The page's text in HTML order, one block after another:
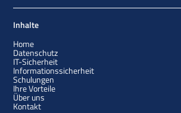
Inhalte
Home
Datenschutz
IT-Sicherheit
Informationssicherheit
Schulungen
Ihre Vorteile
Über uns
Kontakt